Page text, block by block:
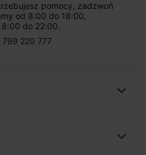
pomocy, zadzwoń
od 8:00 do 18:00,
do 22:00.
799 220 777